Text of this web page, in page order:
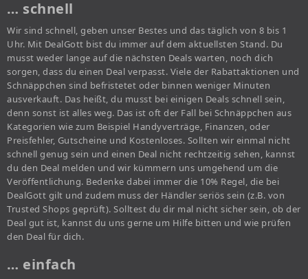
… schnell
Wir sind schnell, geben unser Bestes und das täglich von 8 bis 1
Uhr. Mit DealGott bist du immer auf dem aktuellsten Stand. Du
musst weder lange auf die nächsten Deals warten, noch dich
sorgen, dass du einen Deal verpasst. Viele der Rabattaktionen und
Schnäppchen sind befristetet oder binnen weniger Minuten
ausverkauft. Das heißt, du musst bei einigen Deals schnell sein,
denn sonst ist alles weg. Das ist oft der Fall bei Schnäppchen aus
Kategorien wie zum Beispiel Handyverträge, Finanzen, oder
Preisfehler, Gutscheine und Kostenloses. Sollten wir einmal nicht
schnell genug sein und einen Deal nicht rechtzeitig sehen, kannst
du den Deal melden und wir kümmern uns umgehend um die
Veröffentlichung. Bedenke dabei immer die 10% Regel, die bei
DealGott gilt und zudem muss der Händler seriös sein (z.B. von
Trusted Shops geprüft). Solltest du dir mal nicht sicher sein, ob der
Deal gut ist, kannst du uns gerne um Hilfe bitten und wie prüfen
den Deal für dich.
… einfach